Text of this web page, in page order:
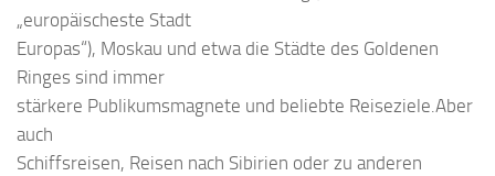
„europäischeste Stadt
Europas“), Moskau und etwa die Städte des Goldenen
Ringes sind immer
stärkere Publikumsmagnete und beliebte Reiseziele.Aber
auch
Schiffsreisen, Reisen nach Sibirien oder zu anderen